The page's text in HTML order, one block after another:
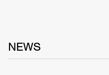
NEWS